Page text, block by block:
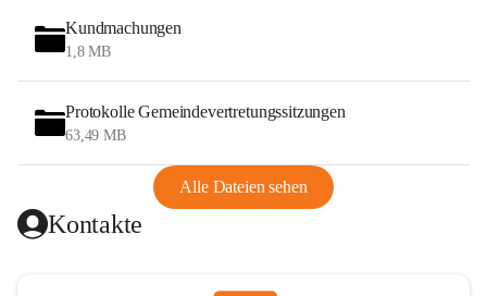
Kundmachungen
1,8 MB
Protokolle Gemeindevertretungssitzungen
63,49 MB
Alle Dateien sehen
Kontakte